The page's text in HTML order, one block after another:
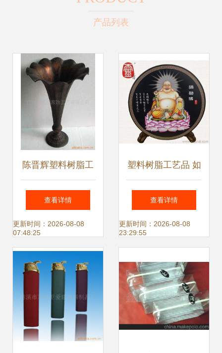
产品列表
陈晋辉塑料树脂工
艺品产品系列解析
查看详情
更新时间：2026-08-08
07:48:25
塑料树脂工艺品 如
何挑选可靠源头厂
家，确保稳定的优
查看详情
更新时间：2026-08-08
23:29:55